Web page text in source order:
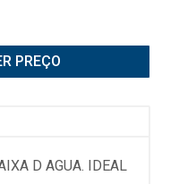
PREÇO
D AGUA. IDEAL